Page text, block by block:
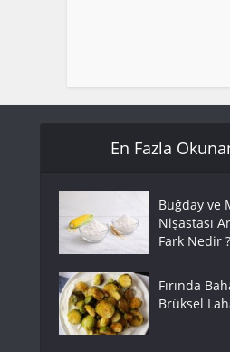
En Fazla
Buğday ve
Nişastası
Fark Nedir ?
Fırında
Brüksel